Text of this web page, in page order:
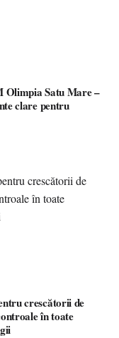
Olimpia Satu Mare –
clare pentru
crescătorii de
în toate